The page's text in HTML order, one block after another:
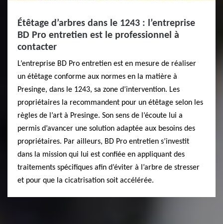
Étêtage d’arbres dans le 1243 : l’entreprise
BD Pro entretien est le professionnel à
contacter
L’entreprise BD Pro entretien est en mesure de réaliser
un étêtage conforme aux normes en la matière à
Presinge, dans le 1243, sa zone d’intervention. Les
propriétaires la recommandent pour un étêtage selon les
règles de l’art à Presinge. Son sens de l’écoute lui a
permis d’avancer une solution adaptée aux besoins des
propriétaires. Par ailleurs, BD Pro entretien s’investit
dans la mission qui lui est confiée en appliquant des
traitements spécifiques afin d’éviter à l’arbre de stresser
et pour que la cicatrisation soit accélérée.